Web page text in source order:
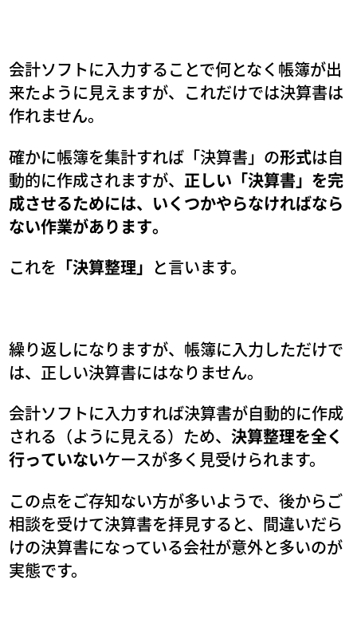
会計ソフトに入力することで何となく帳簿が出
来たように見えますが、これだけでは決算書は
作れません。
確かに帳簿を集計すれば「決算書」の形式は自
動的に作成されますが、 正しい「決算書」を完
成させるためには、いくつかやらなければなら
ない作業があります。
これを 「決算整理」 と言います。
繰り返しになりますが、帳簿に入力しただけで
は、正しい決算書にはなりません。
会計ソフトに入力すれば決算書が自動的に作成
される（ように見える）ため、決算整理を全く
行っていないケースが多く見受けられます。
この点をご存知ない方が多いようで、後からご
相談を受けて決算書を拝見すると、間違いだら
けの決算書になっている会社が意外と多いのが
実態です。